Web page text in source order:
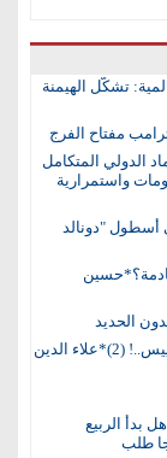
تشكُّل الهيمنة
مفتاح الفرج
الدولي المتكامل
واستمرارية
على أسطول "دونالد
الحديد
"سد الذرائع": من الفقه إلى التسييس..! (2)*علاء الدين
بدأ الربيع
طلب